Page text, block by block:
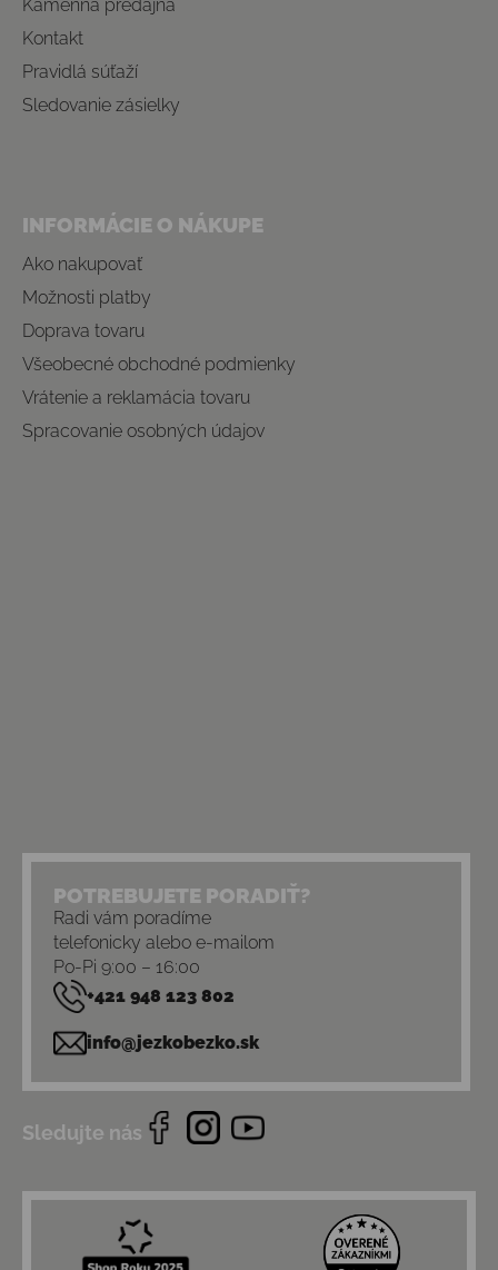
Kamenná predajňa
Kontakt
Pravidlá súťaží
Sledovanie zásielky
INFORMÁCIE O NÁKUPE
Ako nakupovať
Možnosti platby
Doprava tovaru
Všeobecné obchodné podmienky
Vrátenie a reklamácia tovaru
Spracovanie osobných údajov
POTREBUJETE PORADIŤ?
Radi vám poradíme
telefonicky alebo e-mailom
Po-Pi 9:00 – 16:00
+421 948 123 802
info@jezkobezko.sk
Sledujte nás